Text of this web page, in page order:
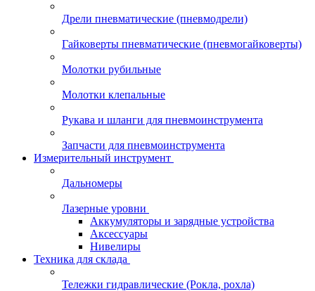
Дрели пневматические (пневмодрели)
Гайковерты пневматические (пневмогайковерты)
Молотки рубильные
Молотки клепальные
Рукава и шланги для пневмоинструмента
Запчасти для пневмоинструмента
Измерительный инструмент
Дальномеры
Лазерные уровни
Аккумуляторы и зарядные устройства
Аксессуары
Нивелиры
Техника для склада
Тележки гидравлические (Рокла, рохла)